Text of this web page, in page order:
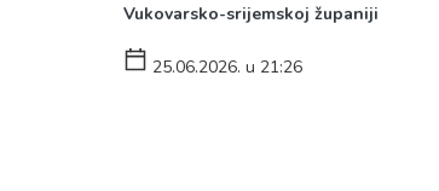
Vukovarsko-srijemskoj županiji
25.06.2026. u 21:26